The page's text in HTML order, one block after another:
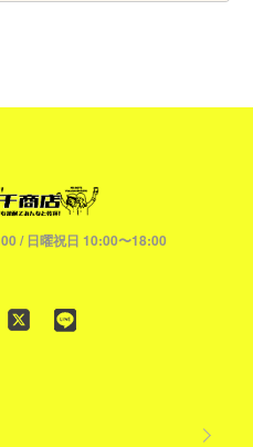
/ 日曜祝日 10:00〜18:00